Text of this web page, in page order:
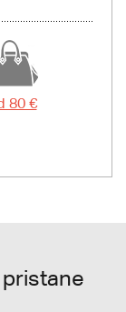
80 €
pristane